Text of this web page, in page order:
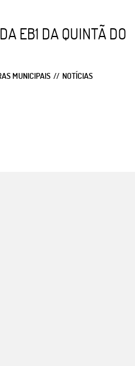
EB1 DA QUINTÃ DO
MUNICIPAIS NOTÍCIAS